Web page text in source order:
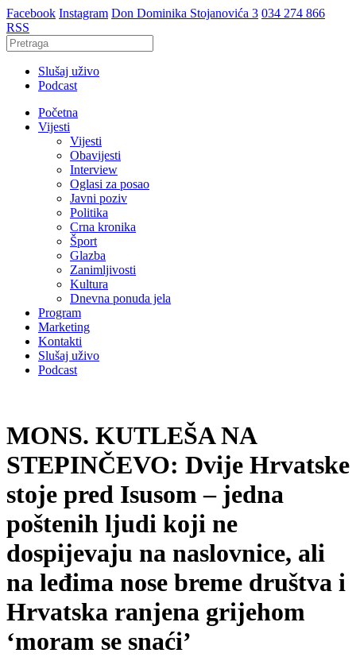
Facebook Instagram Don Dominika Stojanovića 3 034 274 866
RSS
Slušaj uživo
Podcast
Početna
Vijesti
Vijesti
Obavijesti
Interview
Oglasi za posao
Javni poziv
Politika
Crna kronika
Šport
Glazba
Zanimljivosti
Kultura
Dnevna ponuda jela
Program
Marketing
Kontakti
Slušaj uživo
Podcast
MONS. KUTLEŠA NA
STEPINČEVO: Dvije Hrvatske
stoje pred Isusom – jedna
poštenih ljudi koji ne
dospijevaju na naslovnice, ali
na leđima nose breme društva i
Hrvatska ranjena grijehom
‘moram se snaći’